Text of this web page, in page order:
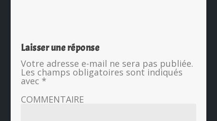
Laisser une réponse
Votre adresse e-mail ne sera pas publiée.
Les champs obligatoires sont indiqués
avec *
COMMENTAIRE